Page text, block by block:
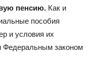
пенсию. Как и
пособия
и условия их
Федеральным законом